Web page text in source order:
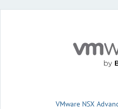
VMware NSX